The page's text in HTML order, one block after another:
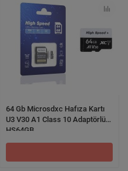
64 Gb Microsdxc Hafıza Kartı
U3 V30 A1 Class 10 Adaptörlü
HS64GB